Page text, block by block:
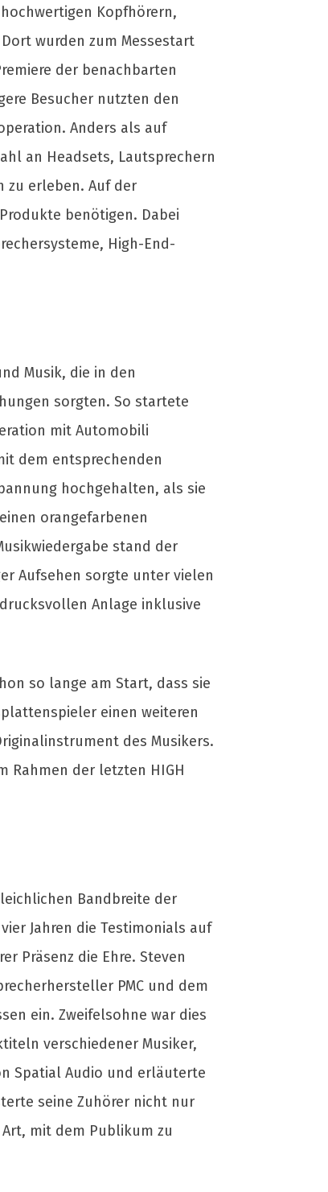
Kopfhörern,
wurden zum Messestart
der benachbarten
Besucher nutzten den
Anders als auf
an Headsets, Lautsprechern
zu erleben. Auf der
benötigen. Dabei
High-End-
Musik, die in den
sorgten. So startete
mit Automobili
dem entsprechenden
hochgehalten, als sie
orangefarbenen
stand der
Aufsehen sorgte unter vielen
Anlage inklusive
so lange am Start, dass sie
einen weiteren
des Musikers.
Rahmen der letzten HIGH
Bandbreite der
Jahren die Testimonials auf
Präsenz die Ehre. Steven
PMC und dem
ein. Zweifelsohne war dies
verschiedener Musiker,
Spatial Audio und erläuterte
seine Zuhörer nicht nur
mit dem Publikum zu